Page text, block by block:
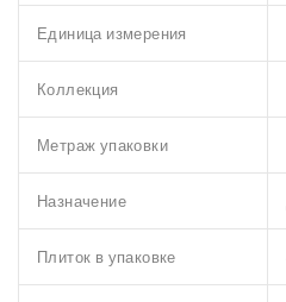
Единица измерения
Коллекция
Метраж упаковки
Назначение
Плиток в упаковке